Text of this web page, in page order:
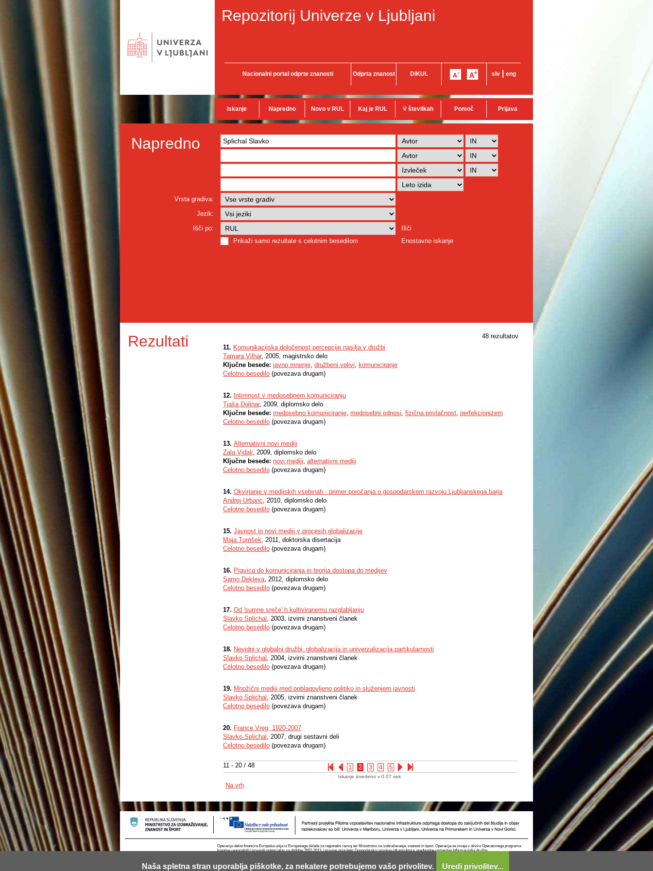
Naša spletna stran uporablja piškotke, za nekatere potrebujemo vašo privolitev. Uredi privolitev...
Repozitorij Univerze v Ljubljani
Nacionalni portal odprte znanosti Odprta znanost DiKUL slv eng
Iskanje Napredno Novo v RUL Kaj je RUL V številkah Pomoč Prijava
Napredno
Vrsta gradiva:
Jezik:
Išči po:
Išči
Prikaži samo rezultate s celotnim besedilom
Enostavno iskanje
Rezultati 48 rezultatov
11 - 20 / 48 1 2 3 4 5
11. Komunikacijska določenost percepcije nasilja v družbi
Tamara Vilhar, 2005, magistrsko delo
Ključne besede: javno mnenje, družbeni vplivi, komuniciranje
Celotno besedilo (povezava drugam)
12. Intimnost v medosebnem komuniciranju
Tjaša Dolinar, 2009, diplomsko delo
Ključne besede: medosebno komuniciranje, medosebni odnosi, fizična privlačnost, perfekcionizem
Celotno besedilo (povezava drugam)
13. Alternativni novi mediji
Zala Vidali, 2009, diplomsko delo
Ključne besede: novi mediji, alternativni mediji
Celotno besedilo (povezava drugam)
14. Okvirjanje v medijskih vsebinah - primer poročanja o gospodarskem razvoju Ljubljanskega barja
Andrej Urbanc, 2010, diplomsko delo
Celotno besedilo (povezava drugam)
15. Javnost in novi mediji v procesih globalizacije
Maja Turnšek, 2011, doktorska disertacija
Celotno besedilo (povezava drugam)
16. Pravica do komuniciranja in teorija dostopa do medijev
Samo Dekleva, 2012, diplomsko delo
Celotno besedilo (povezava drugam)
17. Od 'sumne sreče' h kultiviranemu razglabljanju
Slavko Splichal , 2003, izvirni znanstveni članek
Celotno besedilo (povezava drugam)
18. Nevidni v globalni družbi: globalizacija in univerzalizacija partikularnosti
Slavko Splichal , 2004, izvirni znanstveni članek
Celotno besedilo (povezava drugam)
19. Množični mediji med poblagovljeno politiko in služenjem javnosti
Slavko Splichal , 2005, izvirni znanstveni članek
Celotno besedilo (povezava drugam)
20. France Vreg, 1920-2007
Slavko Splichal , 2007, drugi sestavni deli
Celotno besedilo (povezava drugam)
Iskanje izvedeno v 0.07 sek.
Na vrh
Operacijo delno financira Evropska unija iz Evropskega sklada za regionalni razvoj ter Ministrstvo za izobraževanje, znanost in šport. Operacija se izvaja v okviru Operativnega programa
krepitve regionalnih razvojnih potencialov za obdobje 2007-2013, razvojne prioritete: Gospodarsko razvojna infrastruktura; prednostne usmeritve Informacijska družba.